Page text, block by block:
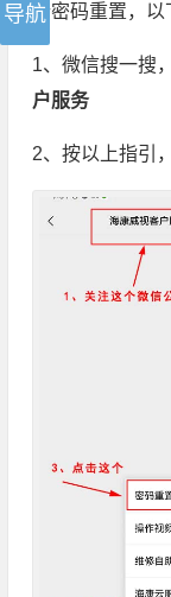
行密码重置，以
1、微信搜一搜
户服务
2、按以上指引